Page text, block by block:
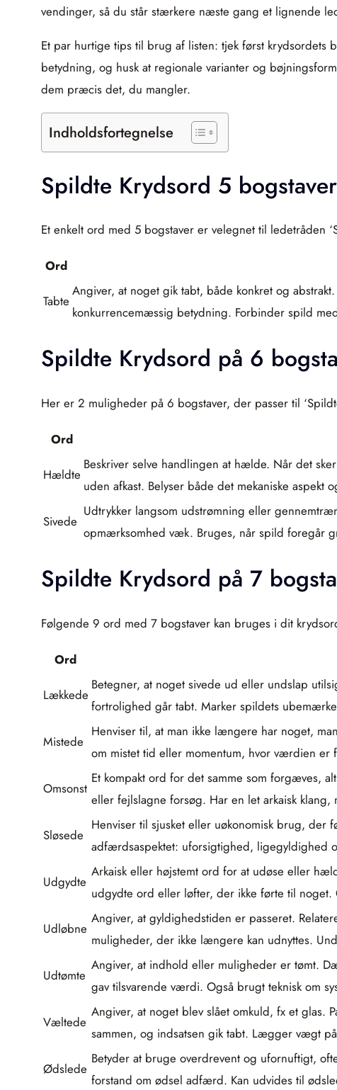
vendinger, så du står stærkere næste gang et lignende
Et par hurtige tips til brug af listen: tjek først krydsordets
betydning, og husk at regionale varianter og
dem præcis det, du mangler.
Indholdsfortegnelse
Spildte Krydsord 5 bogstaver
Et enkelt ord med 5 bogstaver er velegnet til ledetråden
Ord
Tabte
Angiver, at noget gik tabt, både konkret og
konkurrencemæssig betydning. Forbinder spild
Spildte Krydsord på 6
Her er 2 muligheder på 6 bogstaver, der passer til
Ord
Hældte
Beskriver selve handlingen at hælde. Når det
uden afkast. Belyser både det mekaniske aspekt
Sivede
Udtrykker langsom udstrømning eller
opmærksomhed væk. Bruges, når spild foregår
Spildte Krydsord på 7
Følgende 9 ord med 7 bogstaver kan bruges i dit
Ord
Lækkede
Betegner, at noget sivede ud eller undslap
fortrolighed går tabt. Marker spildets
Mistede
Henviser til, at man ikke længere har noget,
om mistet tid eller momentum, hvor værdien er
Omsonst
Et kompakt ord for det samme som forgæves,
eller fejlslagne forsøg. Har en let arkaisk
Sløsede
Henviser til sjusket eller uøkonomisk brug, der
adfærdsaspektet: uforsigtighed, ligegyldighed
Udgydte
Arkaisk eller højstemt ord for at udøse eller
udgydte ord eller løfter, der ikke førte til
Udløbne
Angiver, at gyldighedstiden er passeret.
muligheder, der ikke længere kan udnyttes.
Udtømte
Angiver, at indhold eller muligheder er tømt.
gav tilsvarende værdi. Også brugt teknisk om
Væltede
Angiver, at noget blev slået omkuld, fx et glas.
sammen, og indsatsen gik tabt. Lægger vægt
Ødslede
Betyder at bruge overdrevent og ufornuftigt,
forstand om ødsel adfærd. Kan udvides til